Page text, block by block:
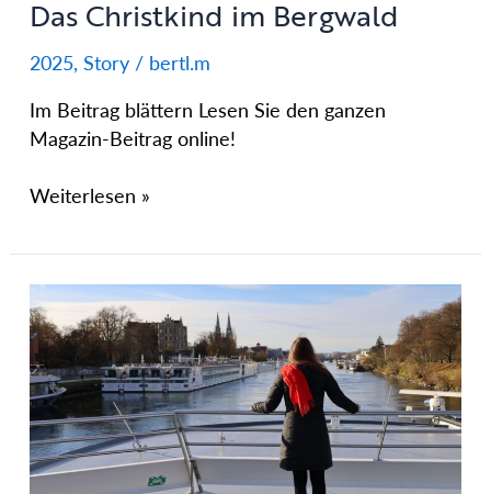
Das Christkind im Bergwald
2025, Story/ bertl.m
Im Beitrag blättern Lesen Sie den ganzen
Magazin-Beitrag online!
Weiterlesen »
Funkelndes
Vergnügen